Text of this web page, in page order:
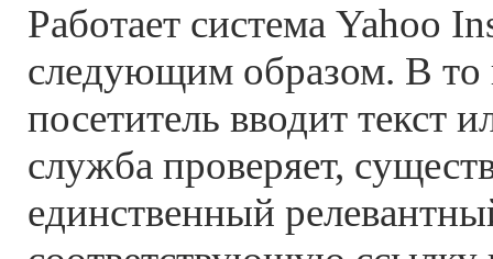
Работает система Yahoo
следующим образом. В то
посетитель вводит текст
служба проверяет,
единственный